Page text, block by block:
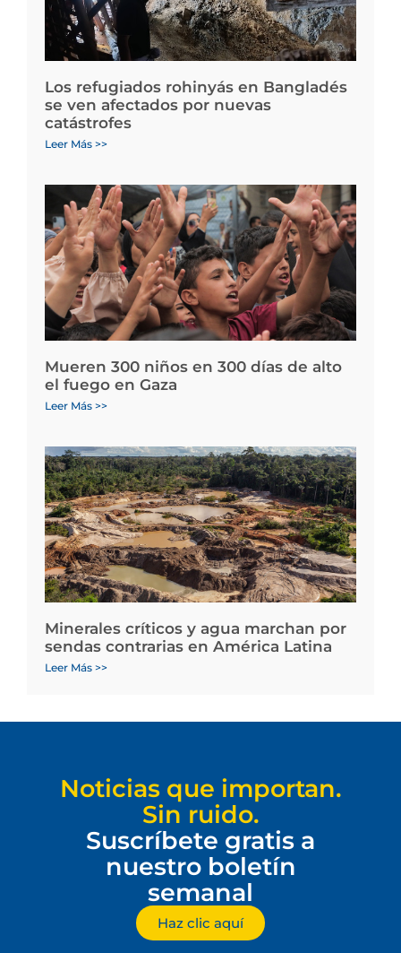
Los refugiados rohinyás en Bangladés
se ven afectados por nuevas
catástrofes
Leer Más >>
Mueren 300 niños en 300 días de alto
el fuego en Gaza
Leer Más >>
Minerales críticos y agua marchan por
sendas contrarias en América Latina
Leer Más >>
Noticias que importan.
Sin ruido.
Suscríbete gratis a
nuestro boletín
semanal
Haz clic aquí